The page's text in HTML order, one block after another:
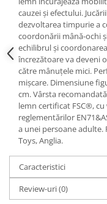
cauzei și efectului.
dezvoltarea timpurie a
coordonării mână-ochi
echilibrul și
încrezătoare va deveni
către mânuțele mici.
mișcare. Dimensiune
cm. Vârsta
lemn certificat FSC®,
reglementărilor
a unei persoane adulte.
Toys, Anglia.
Caracteristici
Review-uri(0)